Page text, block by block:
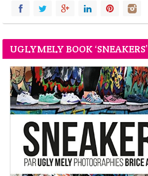
UGLYMELY BOOK ‘SNEAKERS’